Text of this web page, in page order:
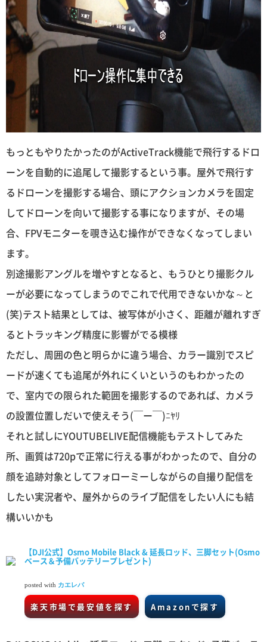
もっともやりたかったのがActiveTrack機能で飛行するドロ
ーンを自動的に追尾して撮影するという事。屋外で飛行す
るドローンを撮影する場合、頭にアクションカメラを固定
してドローンを向いて撮影する事になりますが、その場
合、FPVモニターを覗き込む操作ができなくなってしまい
ます。
別途撮影アングルを増やすとなると、もうひとり撮影クル
ーが必要になってしまうのでこれで代用できないかな～と
(笑)テスト結果としては、被写体が小さく、距離が離れすぎ
るとトラッキング精度に影響がでる模様
ただし、周囲の色と明らかに違う場合、カラー識別でスピ
ードが速くても追尾が外れにくいというのもわかったの
で、室内での限られた範囲を撮影するのであれば、カメラ
の設置位置しだいで使えそう(￣ー￣)ﾆﾔﾘ
それと試しにYOUTUBELIVE配信機能もテストしてみた
所、画質は720pで正常に行える事がわかったので、自分の
顔を追跡対象としてフォローミーしながらの自撮り配信を
したい実況者や、屋外からのライブ配信をしたい人にも結
構いいかも
【DJI公式】Osmo Mobile Black & 延長ロッド、三脚セット(Osmo
ベース＆予備バッテリープレゼント)
posted with カエレバ
楽天市場で最安値を探す Amazonで探す